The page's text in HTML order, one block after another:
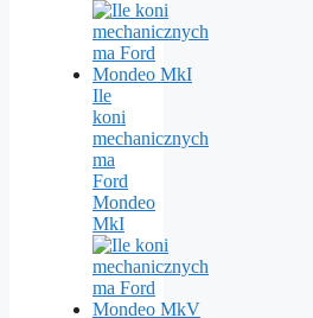
Ile
koni
mechanicznych
ma
Ford
Mondeo
MkI